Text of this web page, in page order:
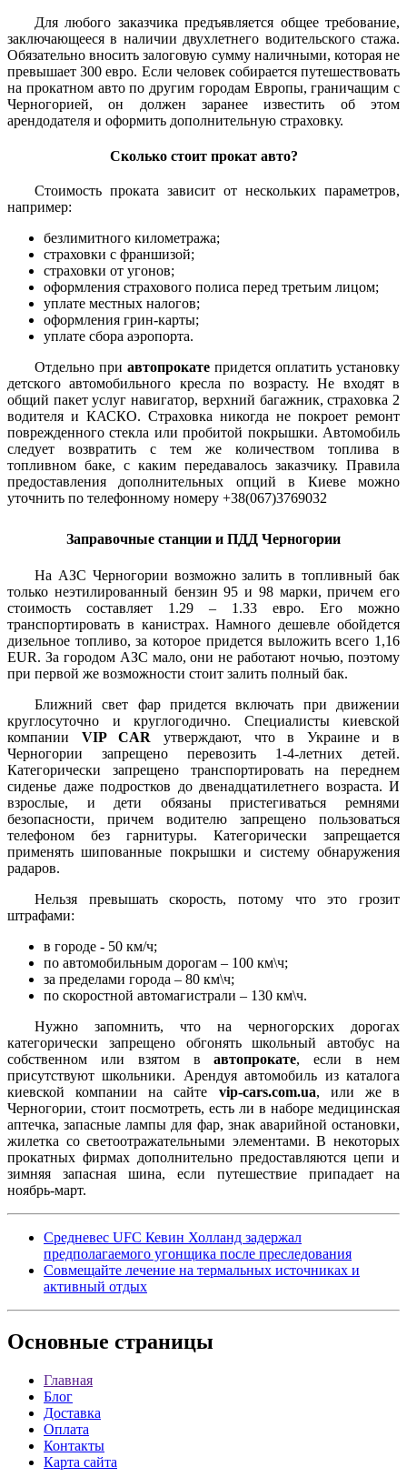
Для любого заказчика предъявляется общее требование,
заключающееся в наличии двухлетнего водительского стажа.
Обязательно вносить залоговую сумму наличными, которая не
превышает 300 евро. Если человек собирается путешествовать
на прокатном авто по другим городам Европы, граничащим с
Черногорией, он должен заранее известить об этом
арендодателя и оформить дополнительную страховку.
Сколько стоит прокат авто?
Стоимость проката зависит от нескольких параметров,
например:
безлимитного километража;
страховки с франшизой;
страховки от угонов;
оформления страхового полиса перед третьим лицом;
уплате местных налогов;
оформления грин-карты;
уплате сбора аэропорта.
Отдельно при автопрокате придется оплатить установку
детского автомобильного кресла по возрасту. Не входят в
общий пакет услуг навигатор, верхний багажник, страховка 2
водителя и КАСКО. Страховка никогда не покроет ремонт
поврежденного стекла или пробитой покрышки. Автомобиль
следует возвратить с тем же количеством топлива в
топливном баке, с каким передавалось заказчику. Правила
предоставления дополнительных опций в Киеве можно
уточнить по телефонному номеру +38(067)3769032
Заправочные станции и ПДД Черногории
На АЗС Черногории возможно залить в топливный бак
только неэтилированный бензин 95 и 98 марки, причем его
стоимость составляет 1.29 – 1.33 евро. Его можно
транспортировать в канистрах. Намного дешевле обойдется
дизельное топливо, за которое придется выложить всего 1,16
EUR. За городом АЗС мало, они не работают ночью, поэтому
при первой же возможности стоит залить полный бак.
Ближний свет фар придется включать при движении
круглосуточно и круглогодично. Специалисты киевской
компании VIP CAR утверждают, что в Украине и в
Черногории запрещено перевозить 1-4-летних детей.
Категорически запрещено транспортировать на переднем
сиденье даже подростков до двенадцатилетнего возраста. И
взрослые, и дети обязаны пристегиваться ремнями
безопасности, причем водителю запрещено пользоваться
телефоном без гарнитуры. Категорически запрещается
применять шипованные покрышки и систему обнаружения
радаров.
Нельзя превышать скорость, потому что это грозит
штрафами:
в городе - 50 км/ч;
по автомобильным дорогам – 100 км\ч;
за пределами города – 80 км\ч;
по скоростной автомагистрали – 130 км\ч.
Нужно запомнить, что на черногорских дорогах
категорически запрещено обгонять школьный автобус на
собственном или взятом вавтопрокате, если в нем
присутствуют школьники. Арендуя автомобиль из каталога
киевской компании на сайте vip-cars.com.ua, или же в
Черногории, стоит посмотреть, есть ли в наборе медицинская
аптечка, запасные лампы для фар, знак аварийной остановки,
жилетка со светоотражательными элементами. В некоторых
прокатных фирмах дополнительно предоставляются цепи и
зимняя запасная шина, если путешествие припадает на
ноябрь-март.
Средневес UFC Кевин Холланд задержал
предполагаемого угонщика после преследования
Совмещайте лечение на термальных источниках и
активный отдых
Основные страницы
Главная
Блог
Доставка
Оплата
Контакты
Карта сайта